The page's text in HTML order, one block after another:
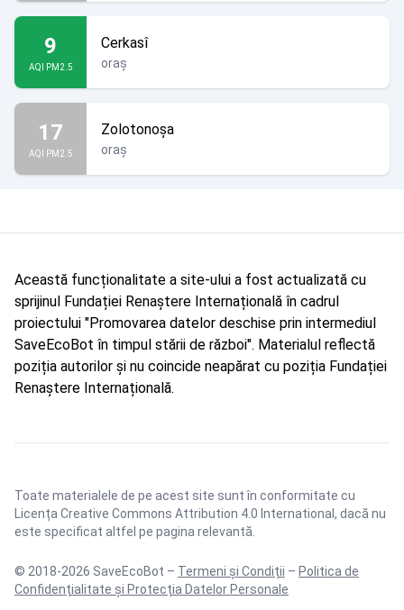
9
AQI PM2.5
Cerkasî
oraș
17
AQI PM2.5
Zolotonoșa
oraș
Această funcționalitate a site-ului a fost actualizată cu
sprijinul Fundației Renaștere Internațională în cadrul
proiectului "Promovarea datelor deschise prin intermediul
SaveEcoBot în timpul stării de război". Materialul reflectă
poziția autorilor și nu coincide neapărat cu poziția Fundației
Renaștere Internațională.
Toate materialele de pe acest site sunt în conformitate cu
Licența Creative Commons Attribution 4.0 International , dacă nu
este specificat altfel pe pagina relevantă.
© 2018-2026 SaveEcoBot – Termeni și Condiții – Politica de
Confidențialitate și Protecția Datelor Personale